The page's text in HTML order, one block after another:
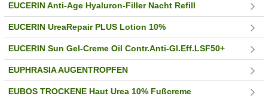
EUCERIN Anti-Age Hyaluron-Filler Nacht Refill
EUCERIN UreaRepair PLUS Lotion 10%
EUCERIN Sun Gel-Creme Oil Contr.Anti-Gl.Eff.LSF50+
EUPHRASIA AUGENTROPFEN
EUBOS TROCKENE Haut Urea 10% Fußcreme